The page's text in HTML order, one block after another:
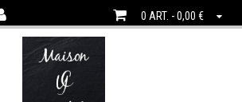
0 ART. - 0,00 €